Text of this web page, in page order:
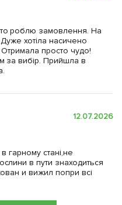
роблю замовлення. На
хотіла насичено
просто чудо!
за вибір. Прийшла в
12.07.2026
гарному стані,не
в пути знаходиться
и вижил попри всі